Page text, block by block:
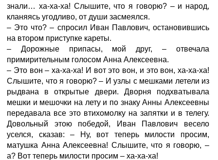
знали… ха-ха-ха! Слышите, что я говорю? – и народ,
кланяясь угодливо, от души засмеялся.
– Это что? – спросил Иван Павлович, остановившись
на втором приступке кареты.
– Дорожные припасы, мой друг, – отвечала
примирительным голосом Анна Алексеевна.
– Это вон – ха-ха-ха! И вот это вон, и это вон, ха-ха-ха!
Слышите, что я говорю? – И узлы с мешками летели из
рыдвана в открытые двери. Дворня подхватывала
мешки и мешочки на лету и по знаку Анны Алексеевны
передавала все это втихомолку на запятки и в телегу.
Довольный этою победой, Иван Павлович весело
уселся, сказав: – Ну, вот теперь милости просим,
матушка Анна Алексеевна! Слышите, что я говорю, –
а? Вот теперь милости просим – ха-ха-ха!